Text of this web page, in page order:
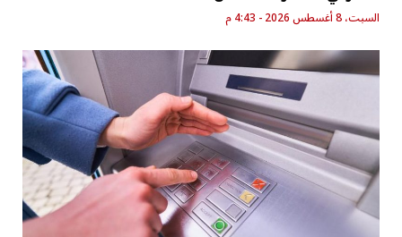
السبت، 8 أغسطس 2026 - 4:43 م